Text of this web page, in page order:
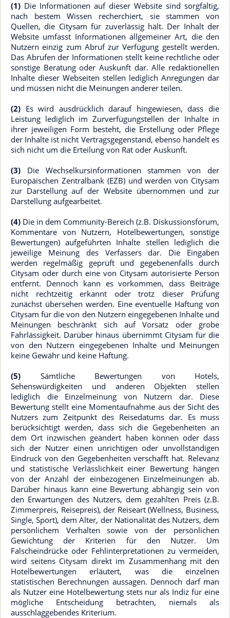
(1) Die Informationen auf dieser Website sind sorgfältig,
nach bestem Wissen recherchiert, sie stammen von
Quellen, die Citysam für zuverlässig hält. Der Inhalt der
Website umfasst Informationen allgemeiner Art, die den
Nutzern einzig zum Abruf zur Verfügung gestellt werden.
Das Abrufen der Informationen stellt keine rechtliche oder
sonstige Beratung oder Auskunft dar. Alle redaktionellen
Inhalte dieser Webseiten stellen lediglich Anregungen dar
und müssen nicht die Meinungen anderer teilen.
(2) Es wird ausdrücklich darauf hingewiesen, dass die
Leistung lediglich im Zurverfügungstellen der Inhalte in
ihrer jeweiligen Form besteht, die Erstellung oder Pflege
der Inhalte ist nicht Vertragsgegenstand, ebenso handelt es
sich nicht um die Erteilung von Rat oder Auskunft.
(3) Die Wechselkursinformationen stammen von der
Europäischen Zentralbank (EZB) und werden von Citysam
zur Darstellung auf der Website übernommen und zur
Darstellung aufgearbeitet.
(4) Die in dem Community-Bereich (z.B. Diskussionsforum,
Kommentare von Nutzern, Hotelbewertungen, sonstige
Bewertungen) aufgeführten Inhalte stellen lediglich die
jeweilige Meinung des Verfassers dar. Die Eingaben
werden regelmäßig geprüft und gegebenenfalls durch
Citysam oder durch eine von Citysam autorisierte Person
entfernt. Dennoch kann es vorkommen, dass Beiträge
nicht rechtzeitig erkannt oder trotz dieser Prüfung
zunächst übersehen werden. Eine eventuelle Haftung von
Citysam für die von den Nutzern eingegebenen Inhalte und
Meinungen beschränkt sich auf Vorsatz oder grobe
Fahrlässigkeit. Darüber hinaus übernimmt Citysam für die
von den Nutzern eingegebenen Inhalte und Meinungen
keine Gewähr und keine Haftung.
(5) Sämtliche Bewertungen von Hotels,
Sehenswürdigkeiten und anderen Objekten stellen
lediglich die Einzelmeinung von Nutzern dar. Diese
Bewertung stellt eine Momentaufnahme aus der Sicht des
Nutzers zum Zeitpunkt des Reisedatums dar. Es muss
berücksichtigt werden, dass sich die Gegebenheiten an
dem Ort inzwischen geändert haben können oder dass
sich der Nutzer einen unrichtigen oder unvollständigen
Eindruck von den Gegebenheiten verschafft hat. Relevanz
und statistische Verlässlichkeit einer Bewertung hängen
von der Anzahl der einbezogenen Einzelmeinungen ab.
Darüber hinaus kann eine Bewertung abhängig sein von
den Erwartungen des Nutzers, dem gezahlten Preis (z.B.
Zimmerpreis, Reisepreis), der Reiseart (Wellness, Business,
Single, Sport), dem Alter, der Nationalität des Nutzers, dem
persönlichem Verhalten sowie von der persönlichen
Gewichtung der Kriterien für den Nutzer. Um
Falscheindrücke oder Fehlinterpretationen zu vermeiden,
wird seitens Citysam direkt im Zusammenhang mit den
Hotelbewertungen erläutert, was die einzelnen
statistischen Berechnungen aussagen. Dennoch darf man
als Nutzer eine Hotelbewertung stets nur als Indiz für eine
mögliche Entscheidung betrachten, niemals als
ausschlaggebendes Kriterium.